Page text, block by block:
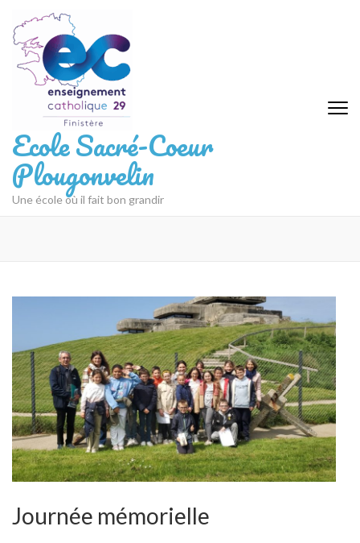
au
contenu
(Pressez
Entrée)
Ecole Sacré-Coeur
Plougonvelin
Une école où il fait bon grandir
Journée mémorielle